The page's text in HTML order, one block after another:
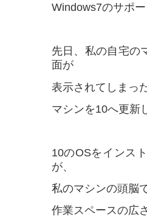
Windows7のサポ
先日、私の自宅の
面が
表示されてしまっ
マシンを10へ更新
10のOSをインス
が、
私のマシンの頭脳
作業スペースの広